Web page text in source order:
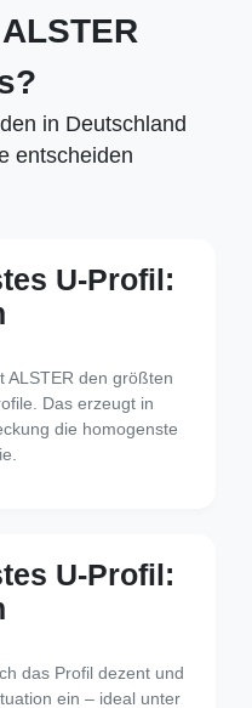
in Deutschland
entscheiden
U-Profil:
ALSTER den größten
Das erzeugt in
die homogenste
U-Profil:
das Profil dezent und
ein – ideal unter